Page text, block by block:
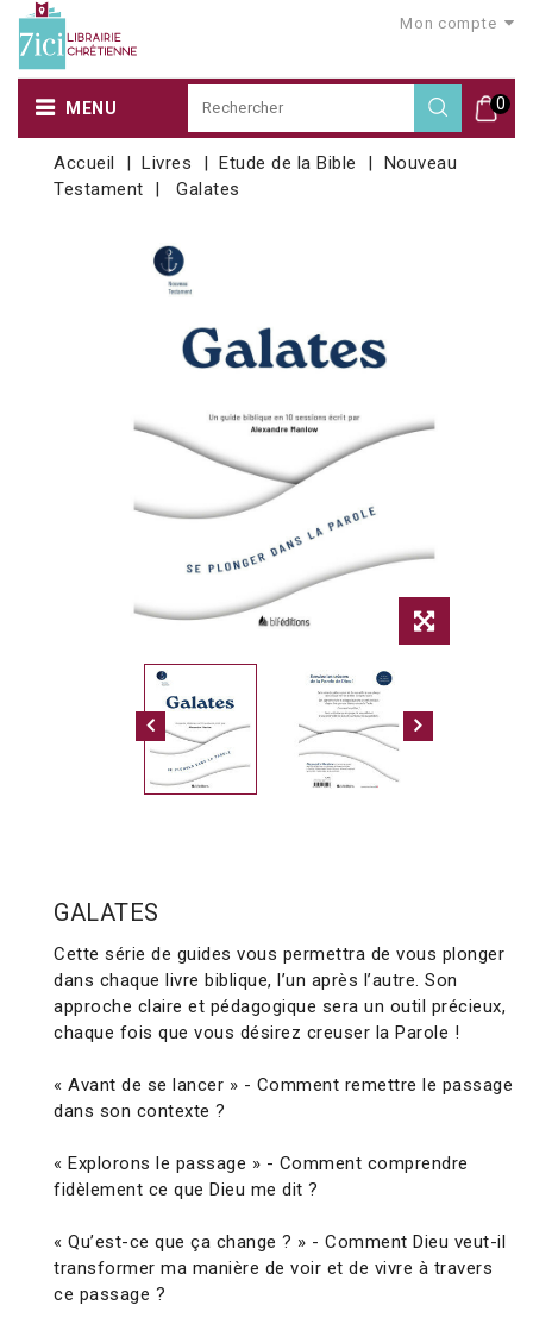
Mon compte
0
MENU
Accueil Livres Etude de la Bible
Nouveau
Testament
Galates
GALATES
Cette série de guides vous permettra de vous plonger
dans chaque livre biblique, l’un après l’autre. Son
approche claire et pédagogique sera un outil précieux,
chaque fois que vous désirez creuser la Parole !
« Avant de se lancer » - Comment remettre le passage
dans son contexte ?
« Explorons le passage » - Comment comprendre
fidèlement ce que Dieu me dit ?
« Qu’est-ce que ça change ? » - Comment Dieu veut-il
transformer ma manière de voir et de vivre à travers
ce passage ?